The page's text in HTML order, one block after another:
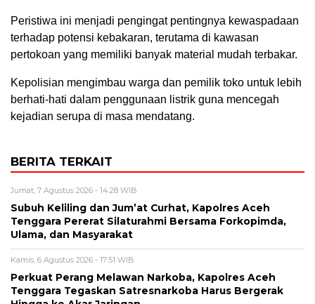
Peristiwa ini menjadi pengingat pentingnya kewaspadaan
terhadap potensi kebakaran, terutama di kawasan
pertokoan yang memiliki banyak material mudah terbakar.
Kepolisian mengimbau warga dan pemilik toko untuk lebih
berhati-hati dalam penggunaan listrik guna mencegah
kejadian serupa di masa mendatang.
BERITA TERKAIT
Jumat, 7 Agustus 2026 - 14:28 WIB
Subuh Keliling dan Jum’at Curhat, Kapolres Aceh
Tenggara Pererat Silaturahmi Bersama Forkopimda,
Ulama, dan Masyarakat
Kamis, 6 Agustus 2026 - 17:51 WIB
Perkuat Perang Melawan Narkoba, Kapolres Aceh
Tenggara Tegaskan Satresnarkoba Harus Bergerak